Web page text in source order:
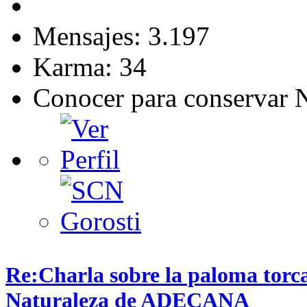
Mensajes: 3.197
Karma: 34
Conocer para conservar
Re:Charla sobre la paloma
Naturaleza de ADECANA